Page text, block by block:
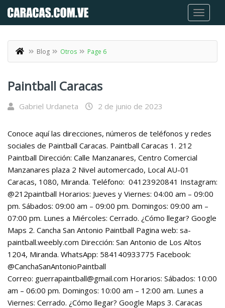
Blog Otros Page 6
Paintball Caracas
Gabriel Urdaneta 2 de junio de 2023
Conoce aquí las direcciones, números de teléfonos y redes
sociales de Paintball Caracas. Paintball Caracas 1. 212
Paintball Dirección: Calle Manzanares, Centro Comercial
Manzanares plaza 2 Nivel automercado, Local AU-01
Caracas, 1080, Miranda. Teléfono: 04123920841 Instagram:
@212paintball Horarios: Jueves y Viernes: 04:00 am – 09:00
pm. Sábados: 09:00 am – 09:00 pm. Domingos: 09:00 am –
07:00 pm. Lunes a Miércoles: Cerrado. ¿Cómo llegar? Google
Maps 2. Cancha San Antonio Paintball Pagina web: sa-
paintball.weebly.com Dirección: San Antonio de Los Altos
1204, Miranda. WhatsApp: 584140933775 Facebook:
@CanchaSanAntonioPaintball
Correo: guerrapaintball@gmail.com Horarios: Sábados: 10:00
am – 06:00 pm. Domingos: 10:00 am – 12:00 am. Lunes a
Viernes: Cerrado. ¿Cómo llegar? Google Maps 3. Caracas